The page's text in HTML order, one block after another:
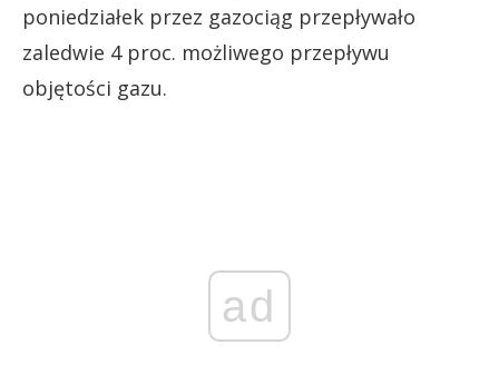
poniedziałek przez gazociąg przepływało
zaledwie 4 proc. możliwego przepływu
objętości gazu.
ad